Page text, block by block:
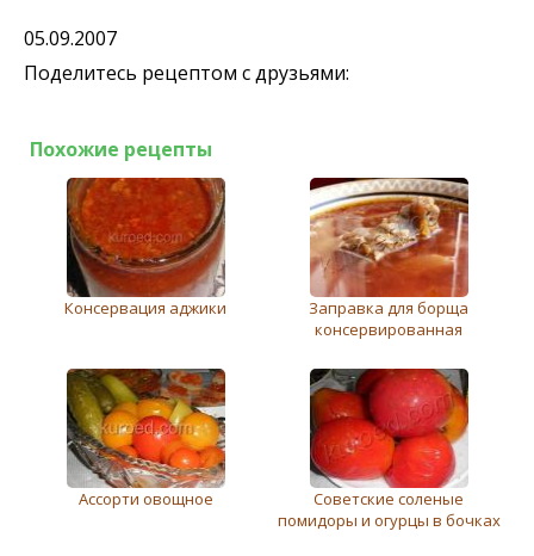
05.09.2007
Поделитесь рецептом с друзьями:
Похожие рецепты
Консервация аджики
Заправка для борща
консервированная
Ассорти овощное
Советские соленые
помидоры и огурцы в бочках